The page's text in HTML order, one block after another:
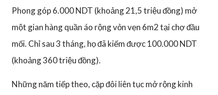
Phong góp 6.000 NDT (khoảng 21,5 triệu đồng) mở
một gian hàng quần áo rộng vỏn vẹn 6m2 tại chợ đầu
mối. Chỉ sau 3 tháng, họ đã kiếm được 100.000 NDT
(khoảng 360 triệu đồng).
Những năm tiếp theo, cặp đôi liên tục mở rộng kinh